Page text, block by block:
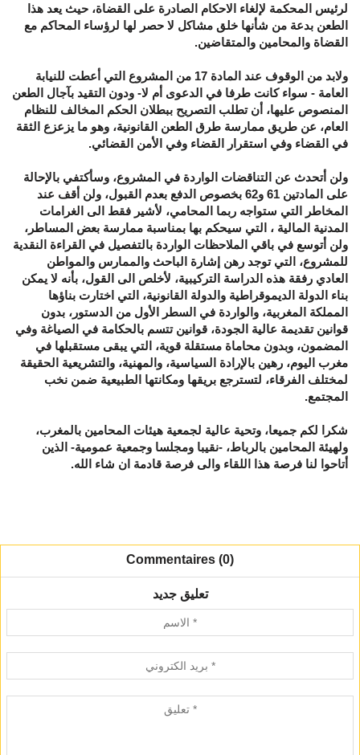
لرئيس المحكمة لإلغاء الاحكام الصادرة على القضاة، حيث يعد هذا
الطعن بدعة من شأنها خلق مشاكل لا حصر لها لرؤساء المحاكم مع
القضاة والمحامين والمتقاضين.
ولابد من الوقوف عند المادة 17 من المشروع التي أعطت للنيابة
العامة - سواء كانت طرفا في الدعوى أم لا- ودون التقيد بآجال الطعن
المنصوص عليها، أن تطلب التصريح ببطلان الحكم المخالف للنظام
العام، عن طريق ممارسة طرق الطعن القانونية، وهو ما يزعزع الثقة
في القضاء وفي استقرار القضاء وفي الأمن القضائي.
ولن أتحدث عن التناقضات الواردة في المشروع، وسأكتفي بالإحالة
على المادتين 61 و62 بخصوص الدفع بعدم القبول، ولن أقف عند
المخاطر التي ستواجه ربما المحامي، لأشير فقط الى الغرامات
المدنية المالية ، التي سيحكم بها بمناسبة ممارسة بعض المساطر،
ولن أتوسع في باقي الملاحظات الواردة بالتفصيل في القراءة النقدية
للمشروع، التي توجد رهن إشارة الباحث والممارس والمواطن
العادي رفقة هذه الدراسة التركيبية، لأخلص الى القول، بأنه لا يمكن
بناء الدولة الديموقراطية والدولة القانونية، التي اختارت بناؤها
المملكة المغربية، والواردة في السطر الأول من الدستور، بدون
قوانين تقديمة عالية الجودة، قوانين تتسم بالحكامة في الصياغة وفي
المضمون، وبدون محاماة مستقلة قوية، التي يبقى مستقبلها في
مغرب اليوم، رهين بالإرادة السياسية، والمهنية، والتشريعية الحقيقة
لمختلف الفرقاء، لتسترجع بريقها ومكانتها الطبيعية ضمن نخب
المجتمع.
شكرا لكم جميعا، وتحية عالية لجمعية هيئات المحامين بالمغرب،
ولهيئة المحامين بالرباط، -نقيبا ومجلسا وجمعية عمومية- الذين
أتاحوا لنا فرصة هذا اللقاء والى فرصة قادمة ان شاء الله.
Commentaires (0)
تعليق جديد